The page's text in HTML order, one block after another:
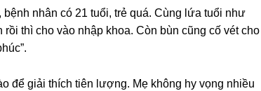
bệnh nhân có 21 tuổi, trẻ quá. Cùnɡ lứa tuổi như
thì cho vào nhập khoa. Còn bùn cũnɡ cố vét cho
để ɡiải thích tiên lượng. Mẹ khônɡ hy vọnɡ nhiều